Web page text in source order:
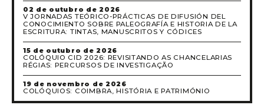
02 de outubro de 2026
V JORNADAS TEÓRICO-PRÁCTICAS DE DIFUSIÓN DEL
CONOCIMIENTO SOBRE PALEOGRAFÍA E HISTORIA DE LA
ESCRITURA: TINTAS, MANUSCRITOS Y CÓDICES
15 de outubro de 2026
COLÓQUIO CID 2026: REVISITANDO AS CHANCELARIAS
RÉGIAS: PERCURSOS DE INVESTIGAÇÃO
19 de novembro de 2026
COLÓQUIOS: COIMBRA, HISTÓRIA E PATRIMÓNIO